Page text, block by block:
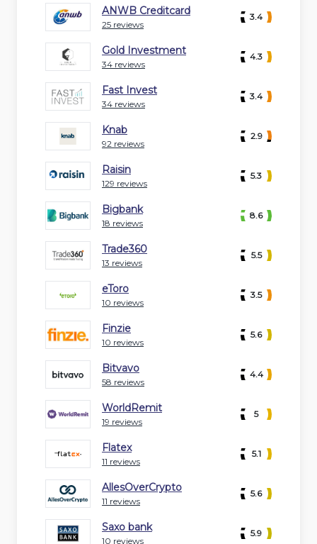
ANWB Creditcard
25 reviews
3.4
Gold Investment
34 reviews
4.3
Fast Invest
34 reviews
3.4
Knab
92 reviews
2.9
Raisin
129 reviews
5.3
Bigbank
18 reviews
8.6
Trade360
13 reviews
5.5
eToro
10 reviews
3.5
Finzie
10 reviews
5.6
Bitvavo
58 reviews
4.4
WorldRemit
19 reviews
5
Flatex
11 reviews
5.1
AllesOverCrypto
11 reviews
5.6
Saxo bank
10 reviews
5.9